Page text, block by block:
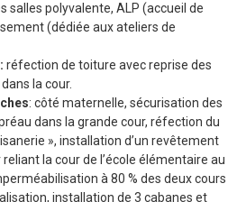
salles polyvalente, ALP (accueil de
(dédiée aux ateliers de
réfection de toiture avec reprise des
la cour.
: côté maternelle, sécurisation des
dans la grande cour, réfection du
», installation d’un revêtement
la cour de l’école élémentaire au
à 80 % des deux cours
installation de 3 cabanes et